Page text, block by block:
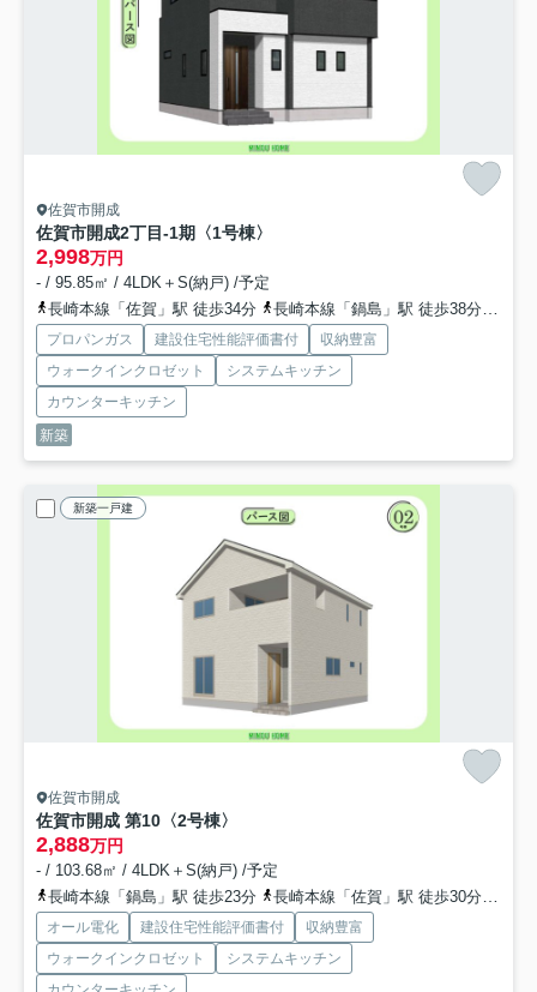
佐賀市開成
佐賀市開成2丁目‐1期 〈1号棟〉
2,998万円
- / 95.85㎡ / 4LDK＋S(納戸) /予定
長崎本線「佐賀」駅 徒歩34分
長崎本線「鍋島」駅 徒歩38分
プロパンガス 建設住宅性能評価書付
収納豊富
ウォークインクロゼット
システムキッチン
カウンターキッチン
新築
新築一戸建
佐賀市開成
佐賀市開成 第10 〈2号棟〉
2,888万円
- / 103.68㎡ / 4LDK＋S(納戸) /予定
長崎本線「鍋島」駅 徒歩23分
長崎本線「佐賀」駅 徒歩30分
オール電化 建設住宅性能評価書付
収納豊富
ウォークインクロゼット
システムキッチン